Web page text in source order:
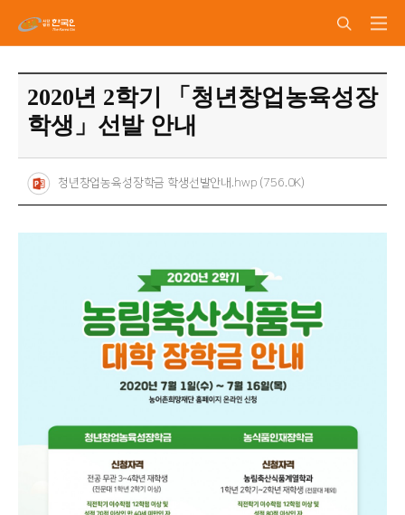
2020년 2학기 「청년창업농육성장
학생」선발 안내
청년창업농육성장학금 학생선발안내.hwp (756.0K)